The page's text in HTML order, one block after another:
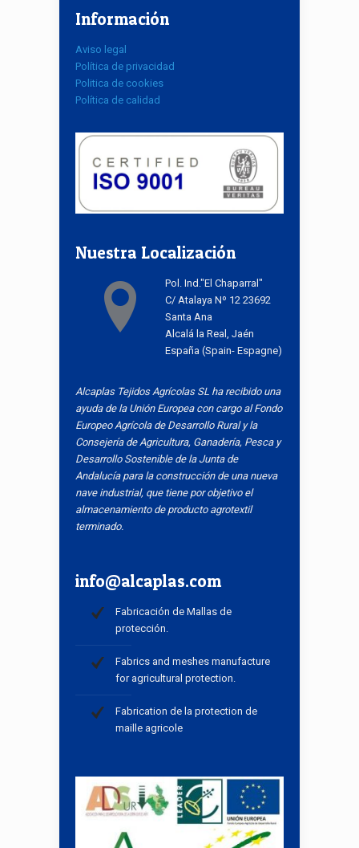
Información
Aviso legal
Política de privacidad
Politica de cookies
Política de calidad
Nuestra Localización
Pol. Ind."El Chaparral"
C/ Atalaya Nº 12 23692
Santa Ana
Alcalá la Real, Jaén
España (Spain- Espagne)
Alcaplas Tejidos Agrícolas SL ha recibido una
ayuda de la Unión Europea con cargo al Fondo
Europeo Agrícola de Desarrollo Rural y la
Consejería de Agricultura, Ganadería, Pesca y
Desarrollo Sostenible de la Junta de
Andalucía para la construcción de una nueva
nave industrial, que tiene por objetivo el
almacenamiento de producto agrotextil
terminado.
info@alcaplas.com
Fabricación de Mallas de
protección.
Fabrics and meshes manufacture
for agricultural protection.
Fabrication de la protection de
maille agricole